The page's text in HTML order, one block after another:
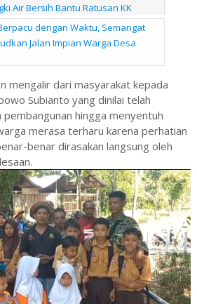
Air Bersih Bantu Ratusan KK
dengan Waktu, Semangat
Jalan Impian Warga Desa
mengalir dari masyarakat kepada
Subianto yang dinilai telah
hingga menyentuh
merasa terharu karena perhatian
benar dirasakan langsung oleh